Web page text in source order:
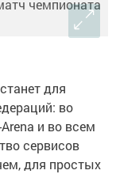
для
во
и во всем
сервисов
для простых